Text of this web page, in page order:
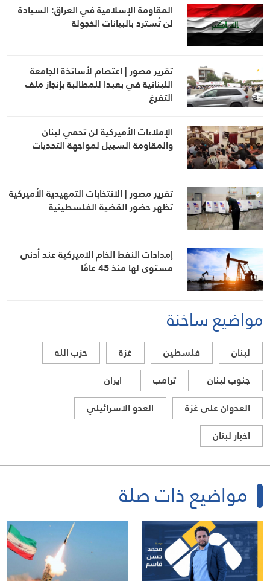
المقاومة الإسلامية في العراق: السيادة
لن تُسترد بالبيانات الخجولة
تقرير مصور | اعتصام لأساتذة الجامعة
اللبنانية في بعبدا للمطالبة بإنجاز ملف
التفرغ
الإملاءات الأميركية لن تحمي لبنان
والمقاومة السبيل لمواجهة التحديات
تقرير مصور | الانتخابات التمهيدية الأميركية
تظهر حضور القضية الفلسطينية
إمدادات النفط الخام الاميركية عند أدنى
مستوى لها منذ 45 عامًا
مواضيع ساخنة
لبنان فلسطين غزة
حزب الله
جنوب لبنان
ترامب
ايران
العدوان على غزة
العدو الاسرائيلي
اخبار لبنان
مواضيع ذات صلة